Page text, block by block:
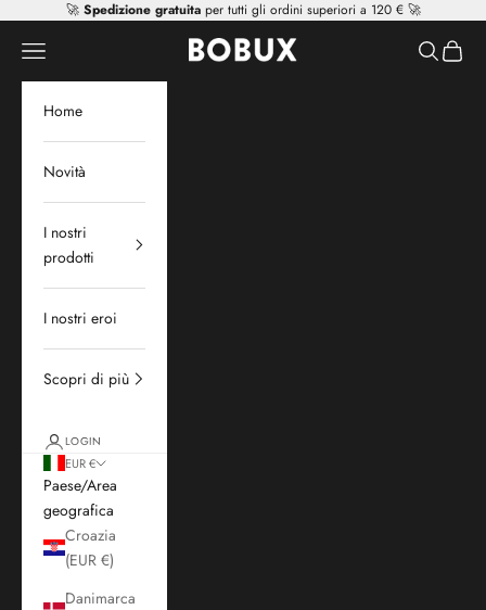
Vai al contenuto
🚀 Spedizione gratuitaper tutti gli ordini superiori a 120 € 🚀
Mr Tiggle - Distributor
Apri il menu di navigazione Mostra il
Home
Novità
I nostri
prodotti
I nostri eroi
Scopri di più
LOGIN
EUR €
Paese/Area
geografica
Croazia
(EUR €)
Danimarca